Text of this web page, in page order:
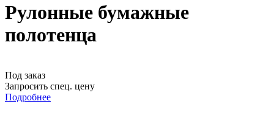
Рулонные бумажные
полотенца
Под заказ
Запросить спец. цену
Подробнее